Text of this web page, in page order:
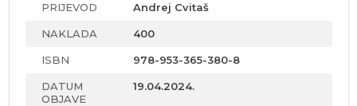
PRIJEVOD Andrej Cvitaš
NAKLADA 400
ISBN 978-953-365-380-8
DATUM
OBJAVE
19.04.2024.